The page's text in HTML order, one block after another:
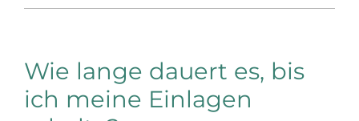
Wie lange dauert es, bis
ich meine Einlagen